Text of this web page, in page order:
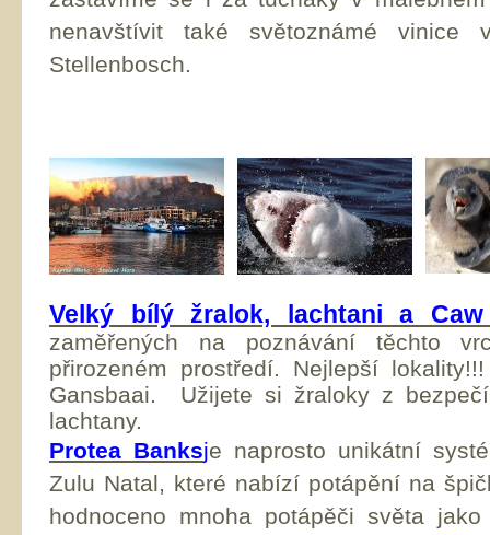
nenavštívit také světoznámé vinice
Stellenbosch.
Velký bílý žralok, lachtani a Caw
zaměřených na poznávání těchto
přirozeném prostředí. Nejlepší
Gansbaai. Užijete si žraloky z
lachtany.
Protea Banksje naprosto unikátní
Zulu Natal, které nabízí potápění na
hodnoceno mnoha potápěči světa